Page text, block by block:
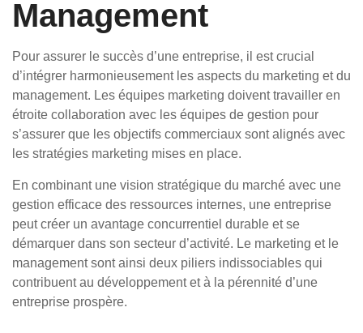
Management
Pour assurer le succès d’une entreprise, il est crucial
d’intégrer harmonieusement les aspects du marketing et du
management. Les équipes marketing doivent travailler en
étroite collaboration avec les équipes de gestion pour
s’assurer que les objectifs commerciaux sont alignés avec
les stratégies marketing mises en place.
En combinant une vision stratégique du marché avec une
gestion efficace des ressources internes, une entreprise
peut créer un avantage concurrentiel durable et se
démarquer dans son secteur d’activité. Le marketing et le
management sont ainsi deux piliers indissociables qui
contribuent au développement et à la pérennité d’une
entreprise prospère.